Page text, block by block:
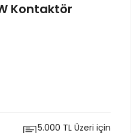
Kontaktör
5.000 TL Üzeri için